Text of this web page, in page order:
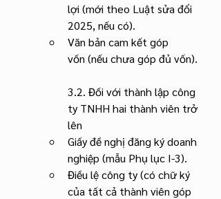
lợi (mới theo Luật sửa đổi
2025, nếu có).
Văn bản cam kết góp
vốn (nếu chưa góp đủ vốn).
3.2. Đối với thành lập công
ty TNHH hai thành viên trở
lên
Giấy đề nghị đăng ký doanh
nghiệp (mẫu Phụ lục I-3).
Điều lệ công ty (có chữ ký
của tất cả thành viên góp